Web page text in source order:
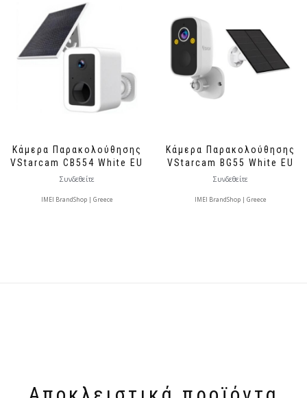
Κάμερα Παρακολούθησης
VStarcam CB554 White EU
Συνδεθείτε
IMEI BrandShop | Greece
Κάμερα Παρακολούθησης
VStarcam BG55 White EU
Συνδεθείτε
IMEI BrandShop | Greece